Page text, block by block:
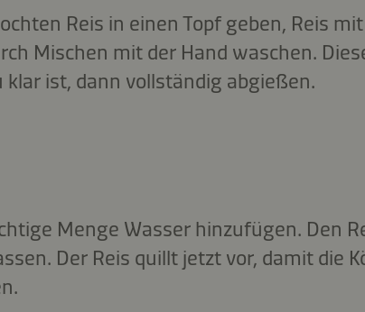
Reis in einen Topf geben, Reis
Mischen mit der Hand waschen.
klar ist, dann vollständig abgießen.
Menge Wasser hinzufügen. Den
Der Reis quillt jetzt vor, damit die